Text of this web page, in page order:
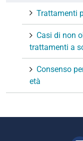
Trattamenti
Casi di non
trattamenti a
Consenso
età